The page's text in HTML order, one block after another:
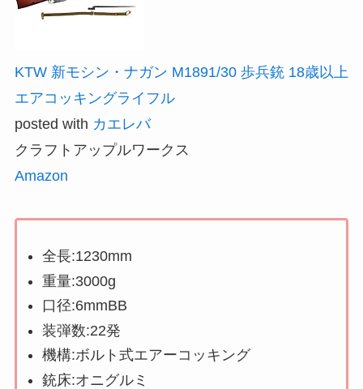
KTW 新モシン・ナガン M1891/30 歩兵銃 18歳以上
エアコッキングライフル
posted with カエレバ
クラフトアップルワークス
Amazon
全長:1230mm
重量:3000g
口径:6mmBB
装弾数:22発
機構:ボルト式エアーコッキング
銃床:オニグルミ